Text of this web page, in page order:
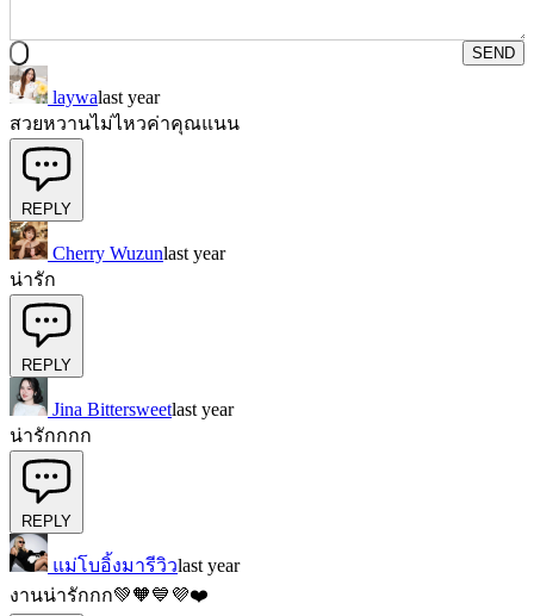
SEND
laywalast year
สวยหวานไม่ไหวค่าคุณแนน
REPLY
Cherry Wuzunlast year
น่ารัก
REPLY
Jina Bittersweetlast year
น่ารักกกก
REPLY
แม่โบอิ้งมารีวิวlast year
งานน่ารักกก💚🧡💙💜❤️